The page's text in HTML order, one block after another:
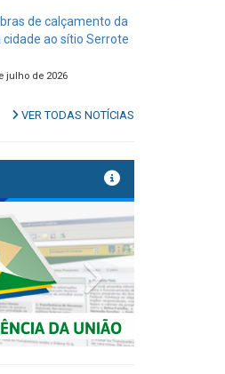
de calçamento da
ao sítio Serrote
julho de 2026
VER TODAS NOTÍCIAS
Next